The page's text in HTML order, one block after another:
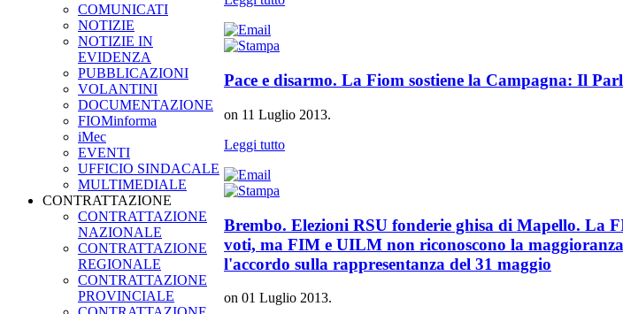
Pace e disarmo. La Fiom sostiene la Campagna: Il
on 11 Luglio 2013.
Leggi tutto
Brembo. Elezioni RSU fonderie ghisa di Mapello. La
voti, ma FIM e UILM non riconoscono la
l'accordo sulla rappresentanza del 31 maggio
on 01 Luglio 2013.
COMUNICATI
NOTIZIE
NOTIZIE IN
EVIDENZA
PUBBLICAZIONI
VOLANTINI
DOCUMENTAZIONE
FIOMinforma
iMec
EVENTI
UFFICIO SINDACALE
MULTIMEDIALE
CONTRATTAZIONE
CONTRATTAZIONE
NAZIONALE
CONTRATTAZIONE
REGIONALE
CONTRATTAZIONE
PROVINCIALE